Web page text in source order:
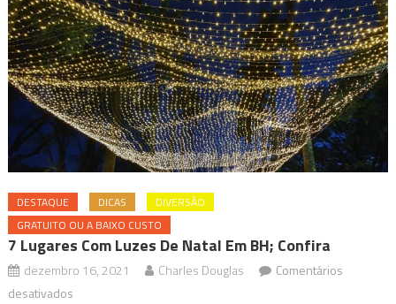
DESTAQUE DICAS
DIVERSÃO
GRATUITO OU A BAIXO CUSTO
7 Lugares Com Luzes De Natal Em BH; Confira
dezembro 16, 2021 Charles Douglas
Comentários
desativadosem